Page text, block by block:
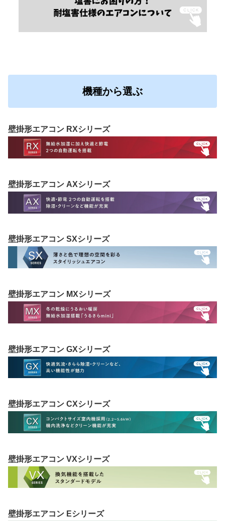
機種から選ぶ
壁掛形エアコン RXシリーズ
壁掛形エアコン AXシリーズ
壁掛形エアコン SXシリーズ
壁掛形エアコン MXシリーズ
壁掛形エアコン GXシリーズ
壁掛形エアコン CXシリーズ
壁掛形エアコン VXシリーズ
壁掛形エアコン Eシリーズ